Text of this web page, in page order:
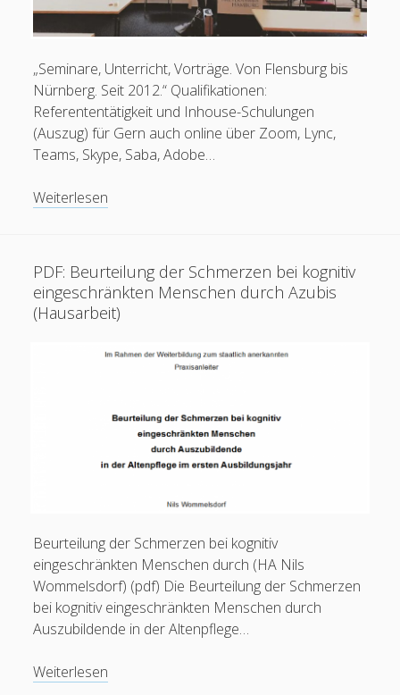
Feeds
Anmelden
Eintrags-Feed
„Seminare, Unterricht, Vorträge. Von Flensburg bis
Nürnberg. Seit 2012.“ Qualifikationen:
Referententätigkeit und Inhouse-Schulungen
(Auszug) für Gern auch online über Zoom, Lync,
Teams, Skype, Saba, Adobe…
Weiterlesen
PDF: Beurteilung der Schmerzen bei kognitiv
eingeschränkten Menschen durch Azubis
(Hausarbeit)
Beurteilung der Schmerzen bei kognitiv
eingeschränkten Menschen durch (HA Nils
Wommelsdorf) (pdf) Die Beurteilung der Schmerzen
bei kognitiv eingeschränkten Menschen durch
Auszubildende in der Altenpflege…
Weiterlesen